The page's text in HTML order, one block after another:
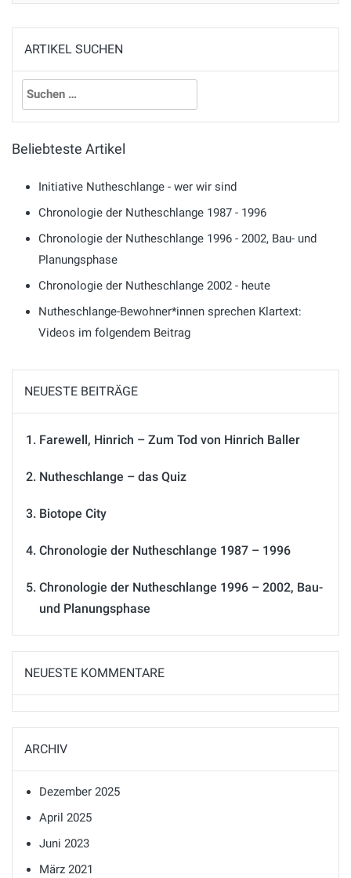
ARTIKEL SUCHEN
Suchen
nach:
Beliebteste Artikel
Initiative Nutheschlange - wer wir sind
Chronologie der Nutheschlange 1987 - 1996
Chronologie der Nutheschlange 1996 - 2002, Bau- und
Planungsphase
Chronologie der Nutheschlange 2002 - heute
Nutheschlange-Bewohner*innen sprechen Klartext:
Videos im folgendem Beitrag
NEUESTE BEITRÄGE
Farewell, Hinrich – Zum Tod von Hinrich Baller
Nutheschlange – das Quiz
Biotope City
Chronologie der Nutheschlange 1987 – 1996
Chronologie der Nutheschlange 1996 – 2002, Bau-
und Planungsphase
NEUESTE KOMMENTARE
ARCHIV
Dezember 2025
April 2025
Juni 2023
März 2021